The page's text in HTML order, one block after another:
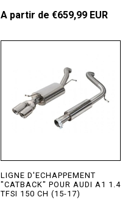
A partir de €659,99 EUR
LIGNE D'ECHAPPEMENT
"CATBACK" POUR AUDI A1 1.4
TFSI 150 CH (15-17)